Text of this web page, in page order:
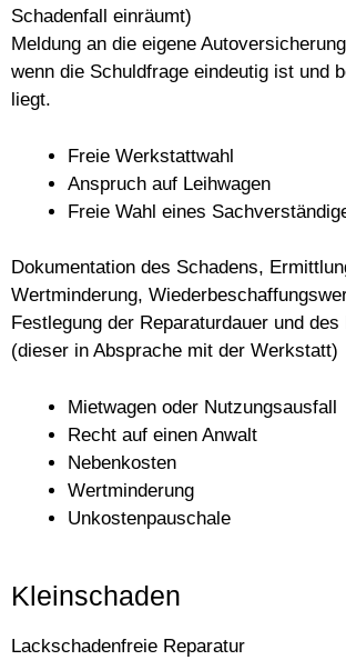
Schadenfall einräumt)
Meldung an die eigene
wenn die Schuldfrage eindeutig ist und
liegt.
Freie Werkstattwahl
Anspruch auf Leihwagen
Freie Wahl eines
Dokumentation des Schadens,
Wertminderung,
Festlegung der Reparaturdauer und des
(dieser in Absprache mit der Werkstatt)
Mietwagen oder Nutzungsausfall
Recht auf einen Anwalt
Nebenkosten
Wertminderung
Unkostenpauschale
Kleinschaden
Lackschadenfreie Reparatur